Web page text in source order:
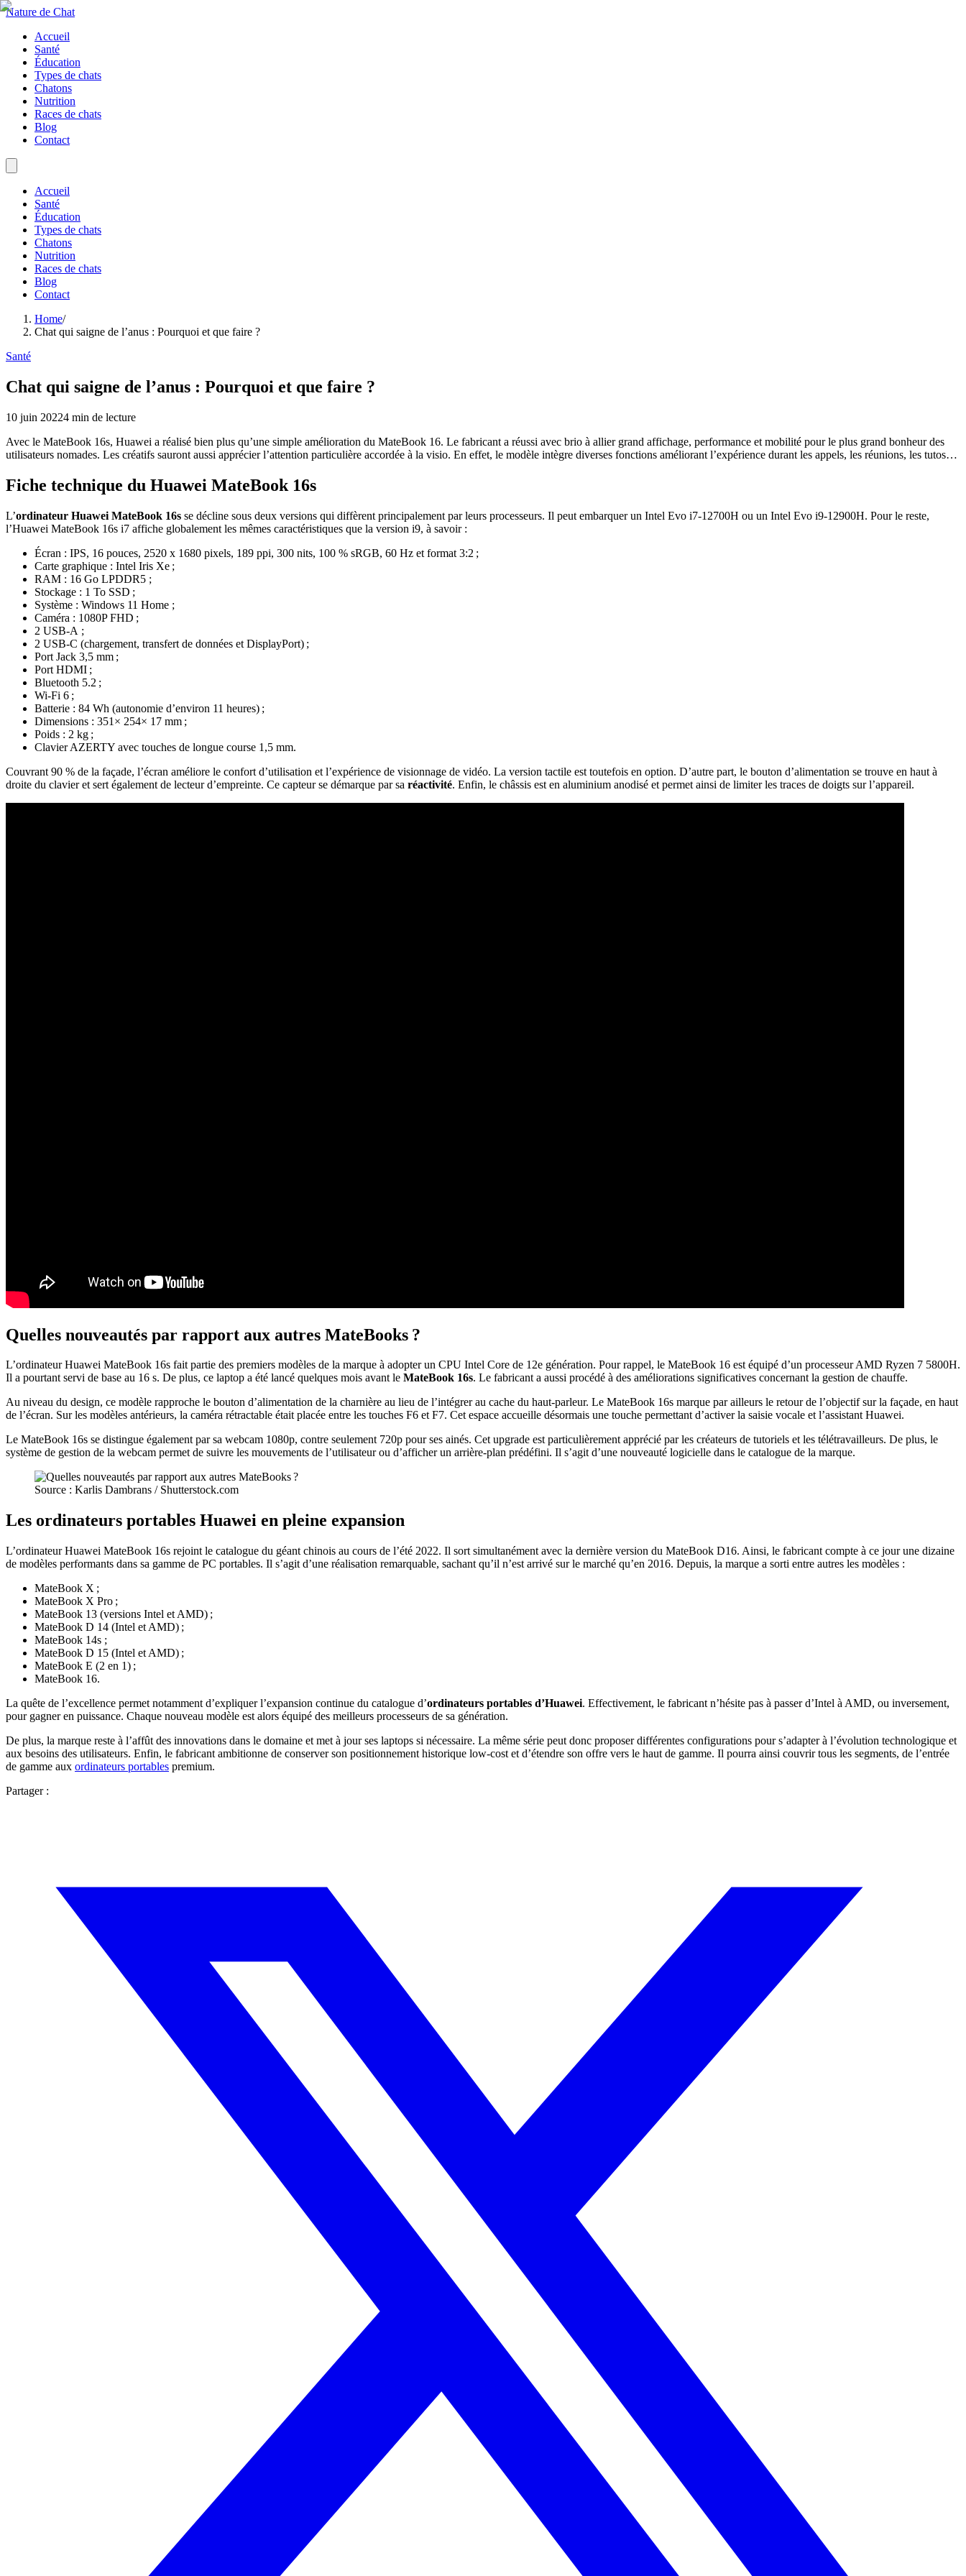
Nature de Chat
Accueil
Santé
Éducation
Types de chats
Chatons
Nutrition
Races de chats
Blog
Contact
Accueil
Santé
Éducation
Types de chats
Chatons
Nutrition
Races de chats
Blog
Contact
Home/
Chat qui saigne de l’anus : Pourquoi et que faire ?
Santé
Chat qui saigne de l’anus : Pourquoi et que faire ?
10 juin 20224 min de lecture
Avec le MateBook 16s, Huawei a réalisé bien plus qu’une simple amélioration du MateBook 16. Le fabricant a réussi avec brio à allier grand affichage, performance et mobilité pour le plus grand bonheur des
utilisateurs nomades. Les créatifs sauront aussi apprécier l’attention particulière accordée à la visio. En effet, le modèle intègre diverses fonctions améliorant l’expérience durant les appels, les réunions, les tutos…
Fiche technique du Huawei MateBook 16s
L’ordinateur Huawei MateBook 16s se décline sous deux versions qui diffèrent principalement par leurs processeurs. Il peut embarquer un Intel Evo i7-12700H ou un Intel Evo i9-12900H. Pour le reste,
l’Huawei MateBook 16s i7 affiche globalement les mêmes caractéristiques que la version i9, à savoir :
Écran : IPS, 16 pouces, 2520 x 1680 pixels, 189 ppi, 300 nits, 100 % sRGB, 60 Hz et format 3:2 ;
Carte graphique : Intel Iris Xe ;
RAM : 16 Go LPDDR5 ;
Stockage : 1 To SSD ;
Système : Windows 11 Home ;
Caméra : 1080P FHD ;
2 USB-A ;
2 USB-C (chargement, transfert de données et DisplayPort) ;
Port Jack 3,5 mm ;
Port HDMI ;
Bluetooth 5.2 ;
Wi-Fi 6 ;
Batterie : 84 Wh (autonomie d’environ 11 heures) ;
Dimensions : 351× 254× 17 mm ;
Poids : 2 kg ;
Clavier AZERTY avec touches de longue course 1,5 mm.
Couvrant 90 % de la façade, l’écran améliore le confort d’utilisation et l’expérience de visionnage de vidéo. La version tactile est toutefois en option. D’autre part, le bouton d’alimentation se trouve en haut à
droite du clavier et sert également de lecteur d’empreinte. Ce capteur se démarque par sa réactivité. Enfin, le châssis est en aluminium anodisé et permet ainsi de limiter les traces de doigts sur l’appareil.
Quelles nouveautés par rapport aux autres MateBooks ?
L’ordinateur Huawei MateBook 16s fait partie des premiers modèles de la marque à adopter un CPU Intel Core de 12e génération. Pour rappel, le MateBook 16 est équipé d’un processeur AMD Ryzen 7 5800H.
Il a pourtant servi de base au 16 s. De plus, ce laptop a été lancé quelques mois avant le MateBook 16s. Le fabricant a aussi procédé à des améliorations significatives concernant la gestion de chauffe.
Au niveau du design, ce modèle rapproche le bouton d’alimentation de la charnière au lieu de l’intégrer au cache du haut-parleur. Le MateBook 16s marque par ailleurs le retour de l’objectif sur la façade, en haut
de l’écran. Sur les modèles antérieurs, la caméra rétractable était placée entre les touches F6 et F7. Cet espace accueille désormais une touche permettant d’activer la saisie vocale et l’assistant Huawei.
Le MateBook 16s se distingue également par sa webcam 1080p, contre seulement 720p pour ses ainés. Cet upgrade est particulièrement apprécié par les créateurs de tutoriels et les télétravailleurs. De plus, le
système de gestion de la webcam permet de suivre les mouvements de l’utilisateur ou d’afficher un arrière-plan prédéfini. Il s’agit d’une nouveauté logicielle dans le catalogue de la marque.
Source : Karlis Dambrans / Shutterstock.com
Les ordinateurs portables Huawei en pleine expansion
L’ordinateur Huawei MateBook 16s rejoint le catalogue du géant chinois au cours de l’été 2022. Il sort simultanément avec la dernière version du MateBook D16. Ainsi, le fabricant compte à ce jour une dizaine
de modèles performants dans sa gamme de PC portables. Il s’agit d’une réalisation remarquable, sachant qu’il n’est arrivé sur le marché qu’en 2016. Depuis, la marque a sorti entre autres les modèles :
MateBook X ;
MateBook X Pro ;
MateBook 13 (versions Intel et AMD) ;
MateBook D 14 (Intel et AMD) ;
MateBook 14s ;
MateBook D 15 (Intel et AMD) ;
MateBook E (2 en 1) ;
MateBook 16.
La quête de l’excellence permet notamment d’expliquer l’expansion continue du catalogue d’ordinateurs portables d’Huawei. Effectivement, le fabricant n’hésite pas à passer d’Intel à AMD, ou inversement,
pour gagner en puissance. Chaque nouveau modèle est alors équipé des meilleurs processeurs de sa génération.
De plus, la marque reste à l’affût des innovations dans le domaine et met à jour ses laptops si nécessaire. La même série peut donc proposer différentes configurations pour s’adapter à l’évolution technologique et
aux besoins des utilisateurs. Enfin, le fabricant ambitionne de conserver son positionnement historique low-cost et d’étendre son offre vers le haut de gamme. Il pourra ainsi couvrir tous les segments, de l’entrée
de gamme aux ordinateurs portables premium.
Partager :